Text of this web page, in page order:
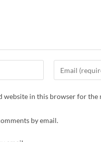
website in this browser for
by email.